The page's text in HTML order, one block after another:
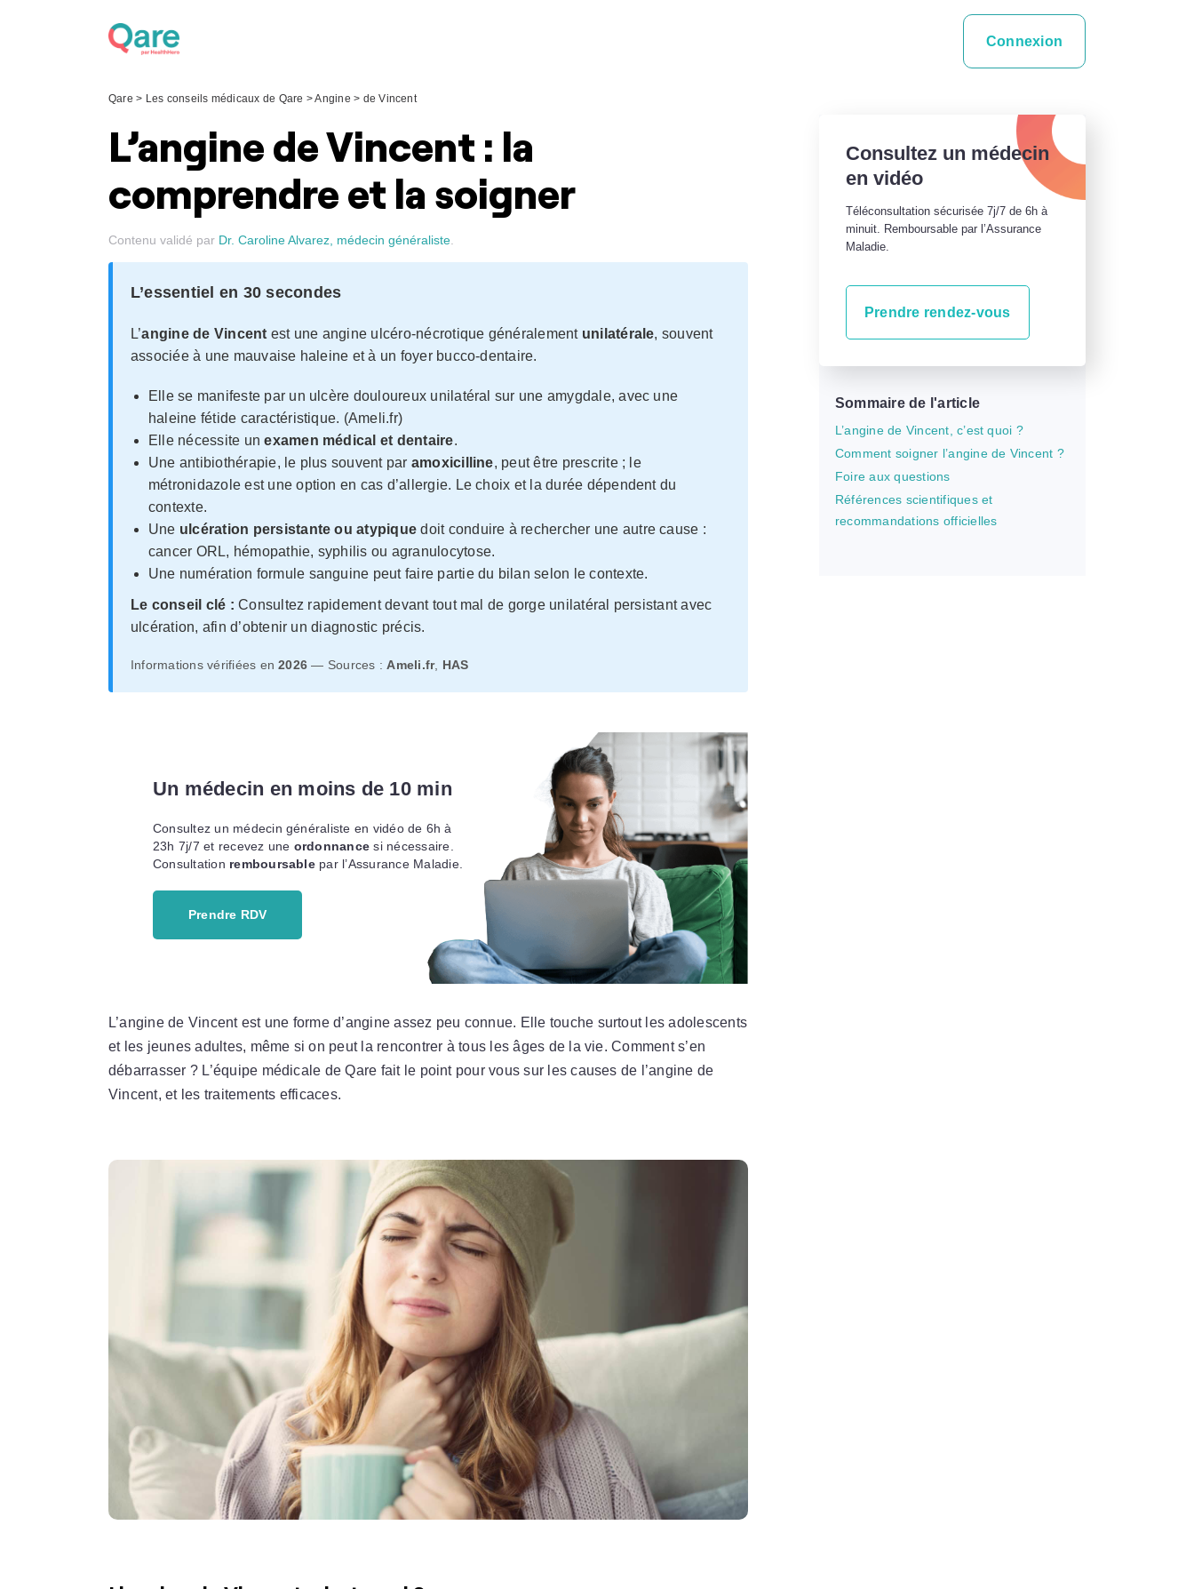
Connexion
Qare > Les conseils médicaux de Qare >Angine > de Vincent
L’angine de Vincent : la
comprendre et la soigner
Contenu validé par Dr. Caroline Alvarez, médecin généraliste.
L’essentiel en 30 secondes
L’angine de Vincent est une angine ulcéro-nécrotique généralement unilatérale, souvent
associée à une mauvaise haleine et à un foyer bucco-dentaire.
Elle se manifeste par un ulcère douloureux unilatéral sur une amygdale, avec une
haleine fétide caractéristique. (Ameli.fr)
Elle nécessite unexamen médical et dentaire.
Une antibiothérapie, le plus souvent par amoxicilline, peut être prescrite ; le
métronidazole est une option en cas d’allergie. Le choix et la durée dépendent du
contexte.
Une ulcération persistante ou atypique doit conduire à rechercher une autre cause :
cancer ORL, hémopathie, syphilis ou agranulocytose.
Une numération formule sanguine peut faire partie du bilan selon le contexte.
Le conseil clé : Consultez rapidement devant tout mal de gorge unilatéral persistant avec
ulcération, afin d’obtenir un diagnostic précis.
Informations vérifiées en2026 — Sources :Ameli.fr, HAS
Un médecin en moins de 10 min
Consultez un médecin généraliste en vidéo de 6h à
23h 7j/7 et recevez une ordonnance si nécessaire.
Consultation remboursablepar l’Assurance Maladie.
Prendre RDV
L’angine de Vincent est une forme d’angine assez peu connue. Elle touche surtout les adolescents
et les jeunes adultes, même si on peut la rencontrer à tous les âges de la vie. Comment s’en
débarrasser ? L’équipe médicale de Qare fait le point pour vous sur les causes de l’angine de
Vincent, et les traitements efficaces.
Consultez un médecin
en vidéo
Téléconsultation sécurisée 7j/7 de 6h à
minuit. Remboursable par l’Assurance
Maladie.
Prendre rendez-vous
Sommaire de l'article
L’angine de Vincent, c’est quoi ?
Comment soigner l’angine de Vincent ?
Foire aux questions
Références scientifiques et
recommandations officielles